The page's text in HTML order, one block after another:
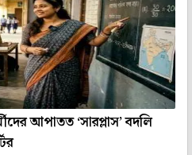
আপাতত ‘সারপ্লাস’ বদলি